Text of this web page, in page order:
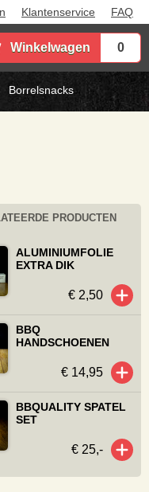
Klantenservice FAQ
Winkelwagen 0
Borrelsnacks
PRODUCTEN
ALUMINIUMFOLIE
EXTRA DIK
€ 2,50
BBQ
HANDSCHOENEN
€ 14,95
BBQUALITY SPATEL
SET
€ 25,-